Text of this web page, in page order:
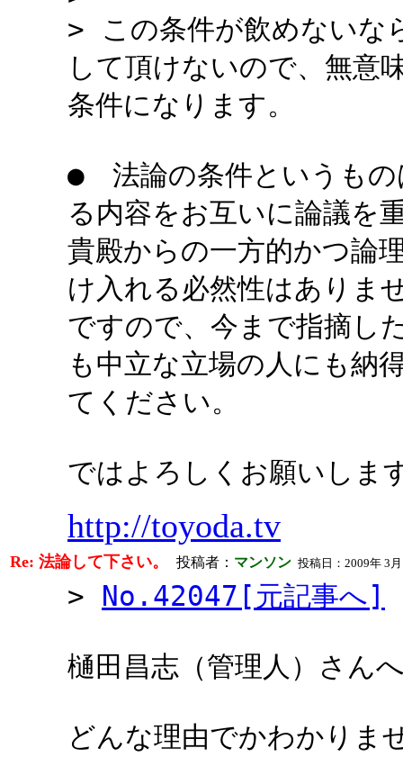
> この条件が飲めないな
して頂けないので、無意
条件になります。
● 法論の条件というもの
る内容をお互いに論議を
貴殿からの一方的かつ論
け入れる必然性はありま
ですので、今まで指摘し
も中立な立場の人にも納
てください。
ではよろしくお願いしま
http://toyoda.tv
Re: 法論して下さい。 投稿者： マンソン 投稿日：2009年 3
> No.42047[元記事へ]
樋田昌志（管理人）さん
どんな理由でかわかりま